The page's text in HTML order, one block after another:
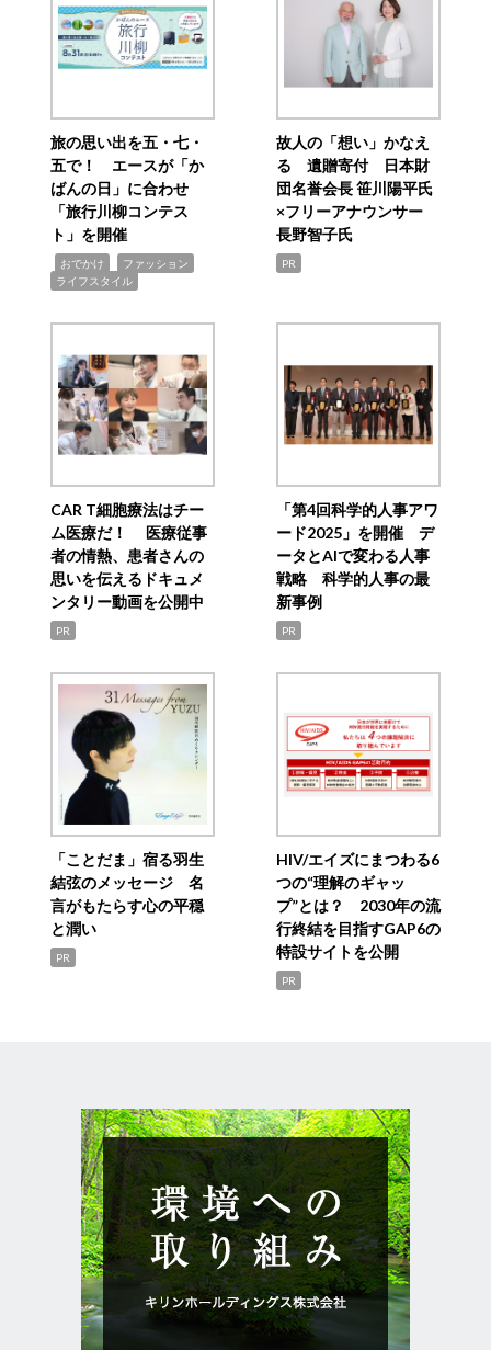
旅の思い出を五・七・
五で！ エースが「か
ばんの日」に合わせ
「旅行川柳コンテス
ト」を開催
おでかけ ファッション
ライフスタイル
故人の「想い」かなえ
る 遺贈寄付 日本財
団名誉会長 笹川陽平氏
×フリーアナウンサー
長野智子氏
PR
CAR T細胞療法はチー
ム医療だ！ 医療従事
者の情熱、患者さんの
思いを伝えるドキュメ
ンタリー動画を公開中
PR
「第4回科学的人事アワ
ード2025」を開催 デ
ータとAIで変わる人事
戦略 科学的人事の最
新事例
PR
「ことだま」宿る羽生
結弦のメッセージ 名
言がもたらす心の平穏
と潤い
PR
HIV/エイズにまつわる6
つの“理解のギャッ
プ”とは？ 2030年の流
行終結を目指すGAP6の
特設サイトを公開
PR